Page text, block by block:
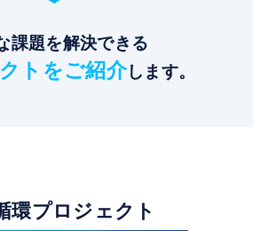
課題を解決できる
トをご紹介します。
環プロジェクト